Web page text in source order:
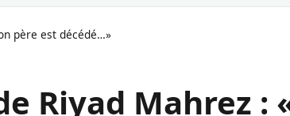
père est décédé…»
Riyad Mahrez :